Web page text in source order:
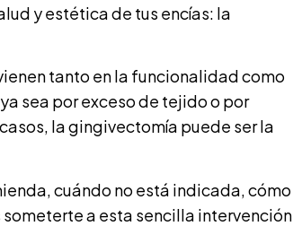
y estética de tus encías: la
tanto en la funcionalidad como
sea por exceso de tejido o por
la gingivectomía puede ser la
cuándo no está indicada, cómo
a esta sencilla intervención